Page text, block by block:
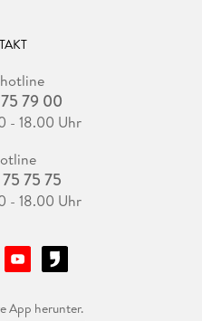
79 00
- 18.00 Uhr
75 75
- 18.00 Uhr
App herunter.